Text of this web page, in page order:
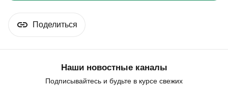
Поделиться
Наши новостные каналы
Подписывайтесь и будьте в курсе свежих